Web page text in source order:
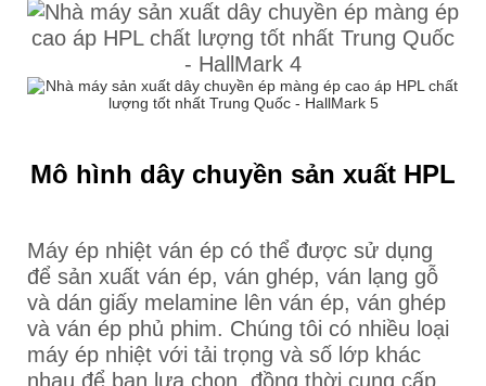
Mô hình dây chuyền sản xuất HPL
Máy ép nhiệt ván ép có thể được sử dụng
để sản xuất ván ép, ván ghép, ván lạng gỗ
và dán giấy melamine lên ván ép, ván ghép
và ván ép phủ phim. Chúng tôi có nhiều loại
máy ép nhiệt với tải trọng và số lớp khác
nhau để bạn lựa chọn, đồng thời cung cấp